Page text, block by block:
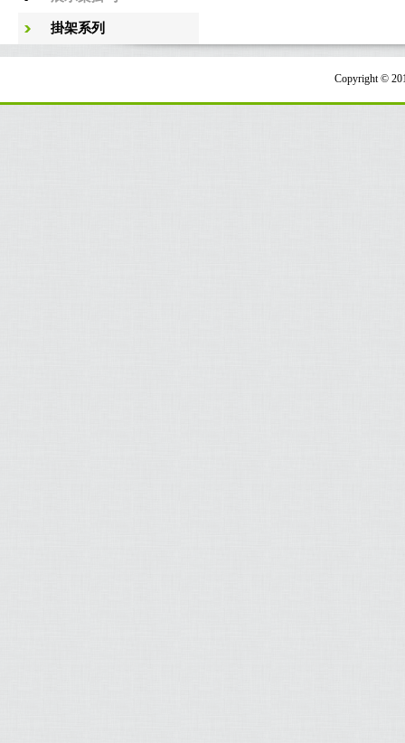
掛架系列
Copyright ©